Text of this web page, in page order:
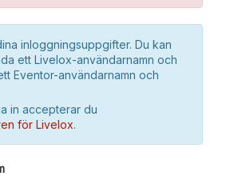
inloggningsuppgifter. Du kan
ett Livelox-användarnamn och
Eventor-användarnamn och
in accepterar du
för Livelox.